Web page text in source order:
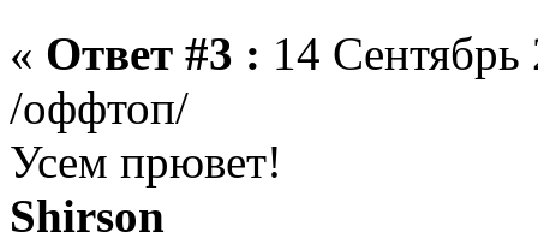
« Ответ #3 : 14
/оффтоп/
Усем прювет!
Shirson